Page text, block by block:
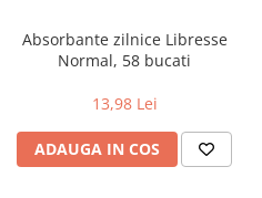
Absorbante zilnice Libresse
Normal, 58 bucati
13,98 Lei
ADAUGA IN COS